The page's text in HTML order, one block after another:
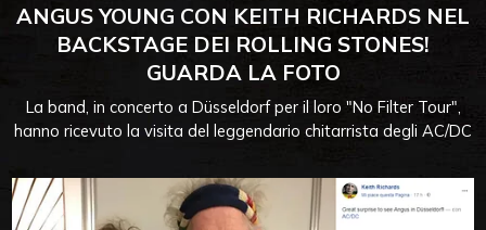
ANGUS YOUNG CON KEITH RICHARDS NEL
BACKSTAGE DEI ROLLING STONES!
GUARDA LA FOTO
La band, in concerto a Düsseldorf per il loro "No Filter Tour",
hanno ricevuto la visita del leggendario chitarrista degli AC/DC